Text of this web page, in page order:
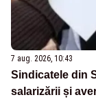
7 aug. 2026, 10:43
Sindicatele din
salarizării și